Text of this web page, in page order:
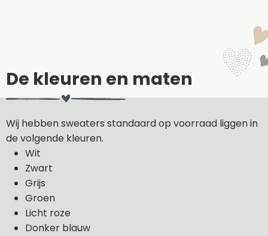
De kleuren en maten
Wij hebben sweaters standaard op voorraad liggen in
de volgende kleuren.
Wit
Zwart
Grijs
Groen
Licht roze
Donker blauw